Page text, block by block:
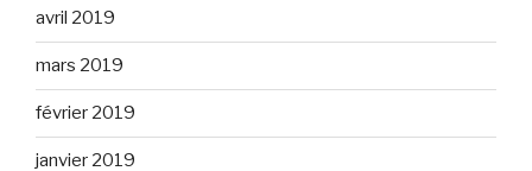
avril 2019
mars 2019
février 2019
janvier 2019